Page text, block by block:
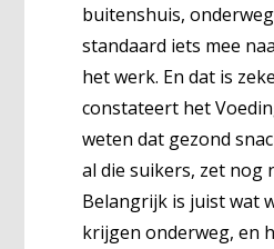
buitenshuis,
standaard iets mee
het werk. En dat is
constateert het
weten dat gezond
al die suikers, zet nog
Belangrijk is juist wat
krijgen onderweg, en